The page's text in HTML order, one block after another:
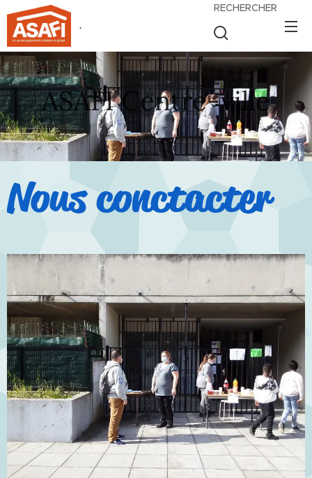
.
RECHERCHER
ASAFI Centre-ville
29/01/2019
Nous conctacter